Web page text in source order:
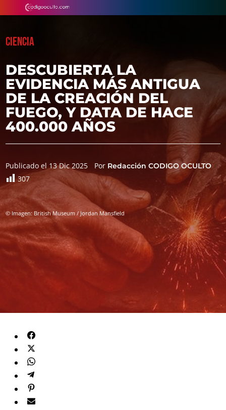
CIENCIA
DESCUBIERTA LA
EVIDENCIA MÁS ANTIGUA
DE LA CREACIÓN DEL
FUEGO, Y DATA DE HACE
400.000 AÑOS
Publicado el 13 Dic 2025 Por Redacción CODIGO OCULTO
307
© Imagen: British Museum / Jordan Mansfield